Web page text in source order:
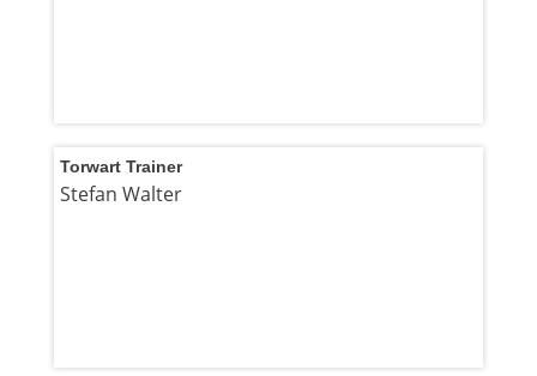
Torwart Trainer
Stefan Walter